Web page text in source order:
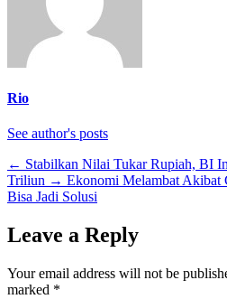
Rio
See author's posts
← Stabilkan Nilai Tukar Rupiah, BI
Triliun → Ekonomi Melambat Akibat
Bisa Jadi Solusi
Leave a Reply
Your email address will not be
marked *